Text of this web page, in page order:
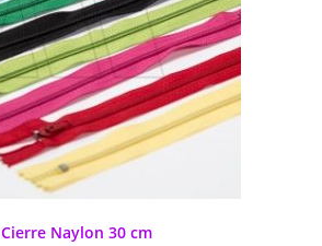
Cierre Naylon 30 cm